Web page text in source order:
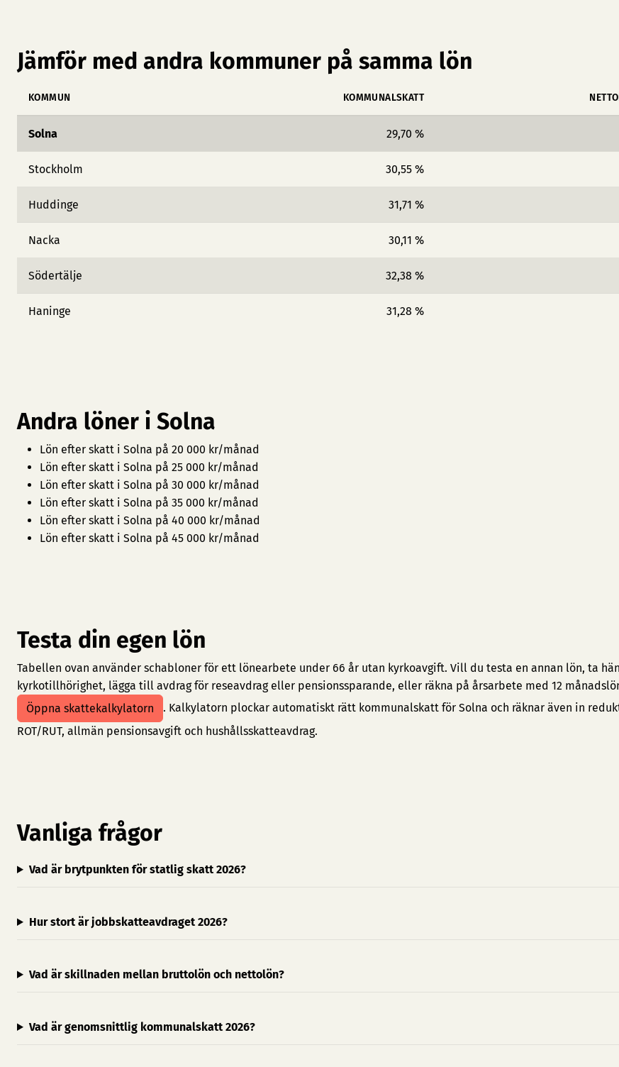
Jämför med andra kommuner på samma lön
KOMMUN KOMMUNALSKATT
Solna 29,70 %
Stockholm 30,55 %
Huddinge 31,71 %
Nacka 30,11 %
Södertälje 32,38 %
Haninge 31,28 %
Andra löner i Solna
Lön efter skatt i Solna på 20 000 kr/månad
Lön efter skatt i Solna på 25 000 kr/månad
Lön efter skatt i Solna på 30 000 kr/månad
Lön efter skatt i Solna på 35 000 kr/månad
Lön efter skatt i Solna på 40 000 kr/månad
Lön efter skatt i Solna på 45 000 kr/månad
Testa din egen lön
Tabellen ovan använder schabloner för ett lönearbete under 66 år utan kyrkoavgift. Vill du testa en annan lön, ta
kyrkotillhörighet, lägga till avdrag för reseavdrag eller pensionssparande, eller räkna på årsarbete med 12
Öppna skattekalkylatorn
. Kalkylatorn plockar automatiskt rätt kommunalskatt för Solna och räknar även in
ROT/RUT, allmän pensionsavgift och hushållsskatteavdrag.
Vanliga frågor
Vad är brytpunkten för statlig skatt 2026?
Hur stort är jobbskatteavdraget 2026?
Vad är skillnaden mellan bruttolön och nettolön?
Vad är genomsnittlig kommunalskatt 2026?